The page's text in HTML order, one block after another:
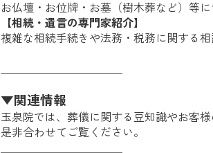
お仏壇・お位牌・お墓（樹木葬など）等
【相続・遺言の専門家紹介】
複雑な相続手続きや法務・税務に関する
▼関連情報
玉泉院では、葬儀に関する豆知識やお客
是非合わせてご覧ください。